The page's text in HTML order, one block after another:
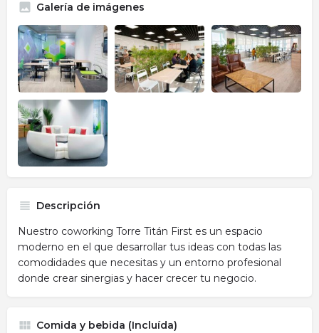
Galería de imágenes
Descripción
Nuestro coworking Torre Titán First es un espacio
moderno en el que desarrollar tus ideas con todas las
comodidades que necesitas y un entorno profesional
donde crear sinergias y hacer crecer tu negocio.
Comida y bebida (Incluída)